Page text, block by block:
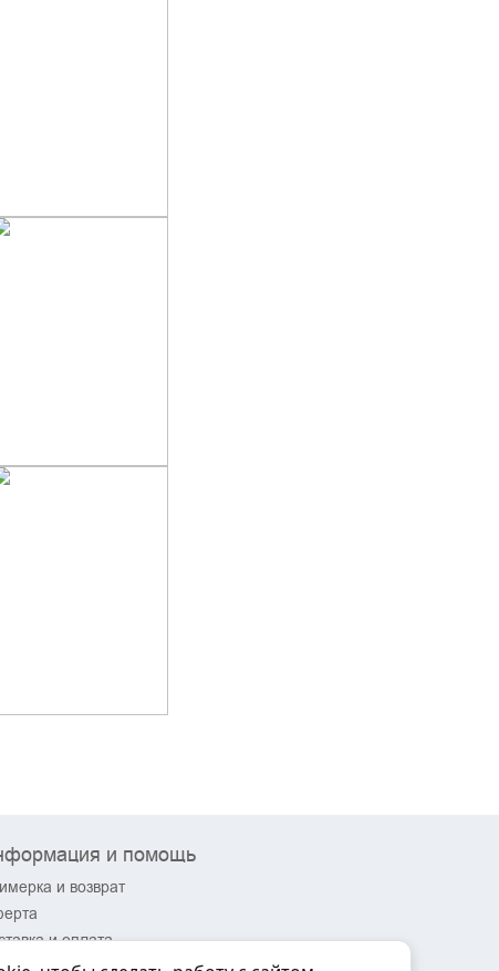
и помощь
и возврат
и оплата